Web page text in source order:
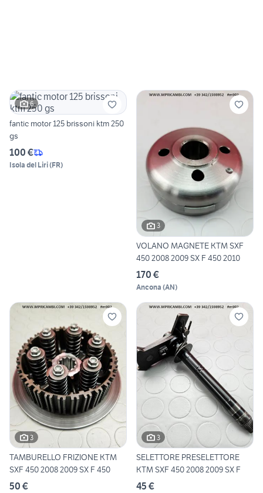
6
fantic motor 125 brissoni ktm 250
gs
100 €
Isola del Liri(FR)
3
VOLANO MAGNETE KTM SXF
450 2008 2009 SX F 450 2010
170 €
Ancona (AN)
3
TAMBURELLO FRIZIONE KTM
SXF 450 2008 2009 SX F 450
50 €
3
SELETTORE PRESELETTORE
KTM SXF 450 2008 2009 SX F
45 €